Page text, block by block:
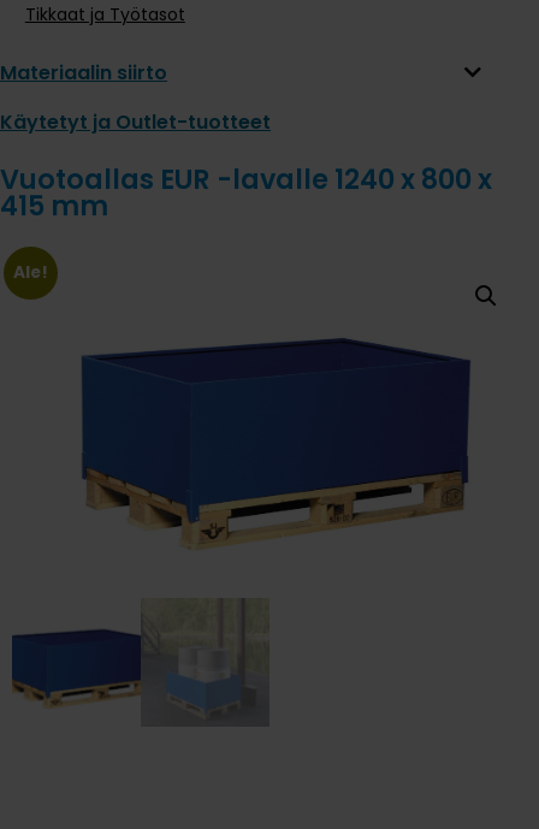
Tikkaat ja Työtasot
Materiaalin siirto
Käytetyt ja Outlet-tuotteet
Vuotoallas EUR -lavalle 1240 x 800 x
415 mm
Ale!